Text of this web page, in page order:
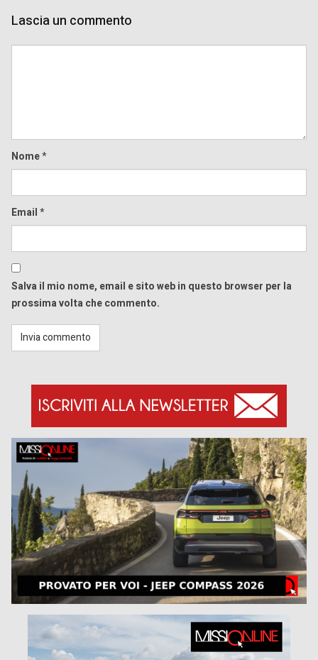
Lascia un commento
Nome*
Email*
Salva il mio nome, email e sito web in questo browser per la
prossima volta che commento.